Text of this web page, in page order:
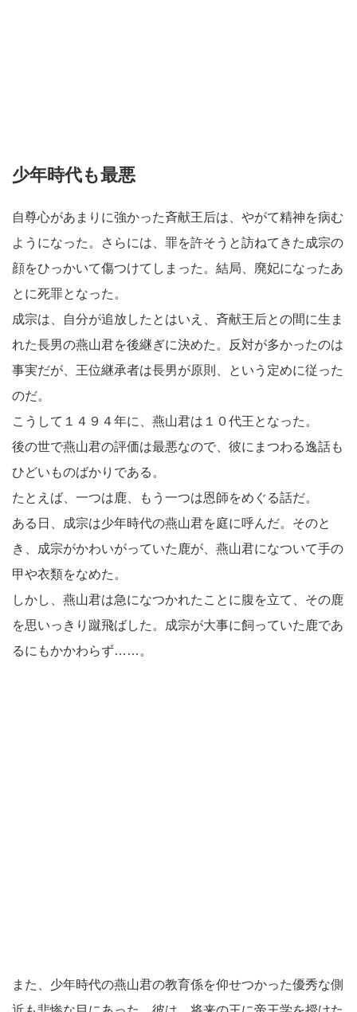
少年時代も最悪
自尊心があまりに強かった斉献王后は、やがて精神を病む
ようになった。さらには、罪を許そうと訪ねてきた成宗の
顔をひっかいて傷つけてしまった。結局、廃妃になったあ
とに死罪となった。
成宗は、自分が追放したとはいえ、斉献王后との間に生ま
れた長男の燕山君を後継ぎに決めた。反対が多かったのは
事実だが、王位継承者は長男が原則、という定めに従った
のだ。
こうして１４９４年に、燕山君は１０代王となった。
後の世で燕山君の評価は最悪なので、彼にまつわる逸話も
ひどいものばかりである。
たとえば、一つは鹿、もう一つは恩師をめぐる話だ。
ある日、成宗は少年時代の燕山君を庭に呼んだ。そのと
き、成宗がかわいがっていた鹿が、燕山君になついて手の
甲や衣類をなめた。
しかし、燕山君は急になつかれたことに腹を立て、その鹿
を思いっきり蹴飛ばした。成宗が大事に飼っていた鹿であ
るにもかかわらず……。
また、少年時代の燕山君の教育係を仰せつかった優秀な側